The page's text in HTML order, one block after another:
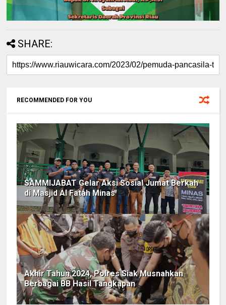
SHARE:
RECOMMENDED FOR YOU
SAMMIJABAT Gelar Aksi Sosial Jumat Berkah
di Masjid Al Fatah Minas
Akhir Tahun 2024, Polres Siak Musnahkan
Berbagai BB Hasil Tangkapan